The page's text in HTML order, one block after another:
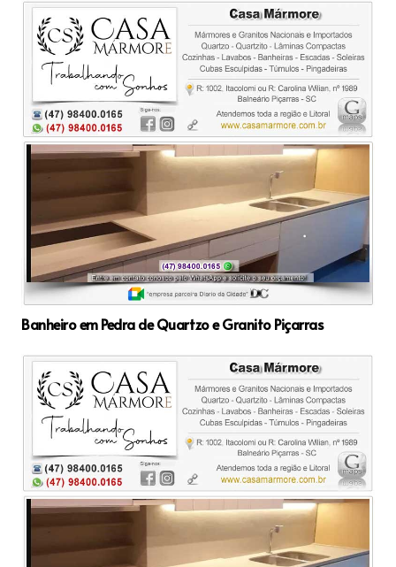
Banheiro em Pedra de Quartzo e Granito Piçarras